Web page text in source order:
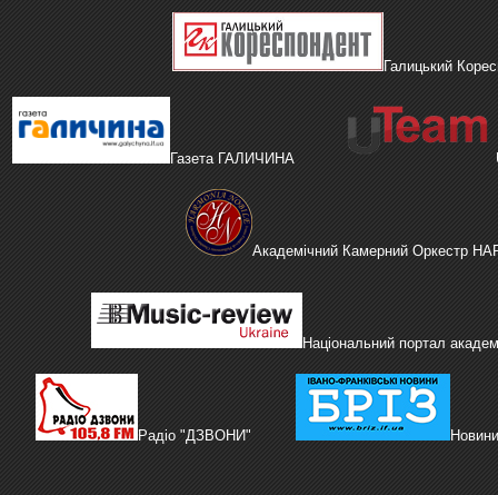
Галицький
Газета ГАЛИЧИНА
Академічний Камерний Оркестр
Національний портал
Радіо "ДЗВОНИ"